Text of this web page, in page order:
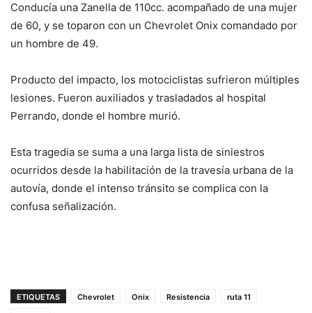
Conducía una Zanella de 110cc. acompañado de una mujer
de 60, y se toparon con un Chevrolet Onix comandado por
un hombre de 49.
Producto del impacto, los motociclistas sufrieron múltiples
lesiones. Fueron auxiliados y trasladados al hospital
Perrando, donde el hombre murió.
Esta tragedia se suma a una larga lista de siniestros
ocurridos desde la habilitación de la travesía urbana de la
autovía, donde el intenso tránsito se complica con la
confusa señalización.
ETIQUETAS Chevrolet Onix Resistencia
ruta 11